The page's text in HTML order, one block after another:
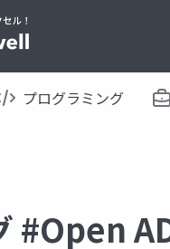
プログラミング
#Open